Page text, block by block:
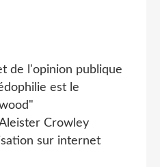
de l'opinion publique
est le
Crowley
sur internet